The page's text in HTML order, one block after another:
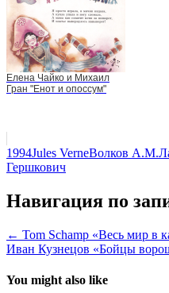
Елена Чайко и Михаил
Гран "Енот и опоссум"
1994Jules VerneВолков А.М.
Гершкович
Навигация по
← Tom Schamp «Весь мир в
Иван Кузнецов «Бойцы
You might also like